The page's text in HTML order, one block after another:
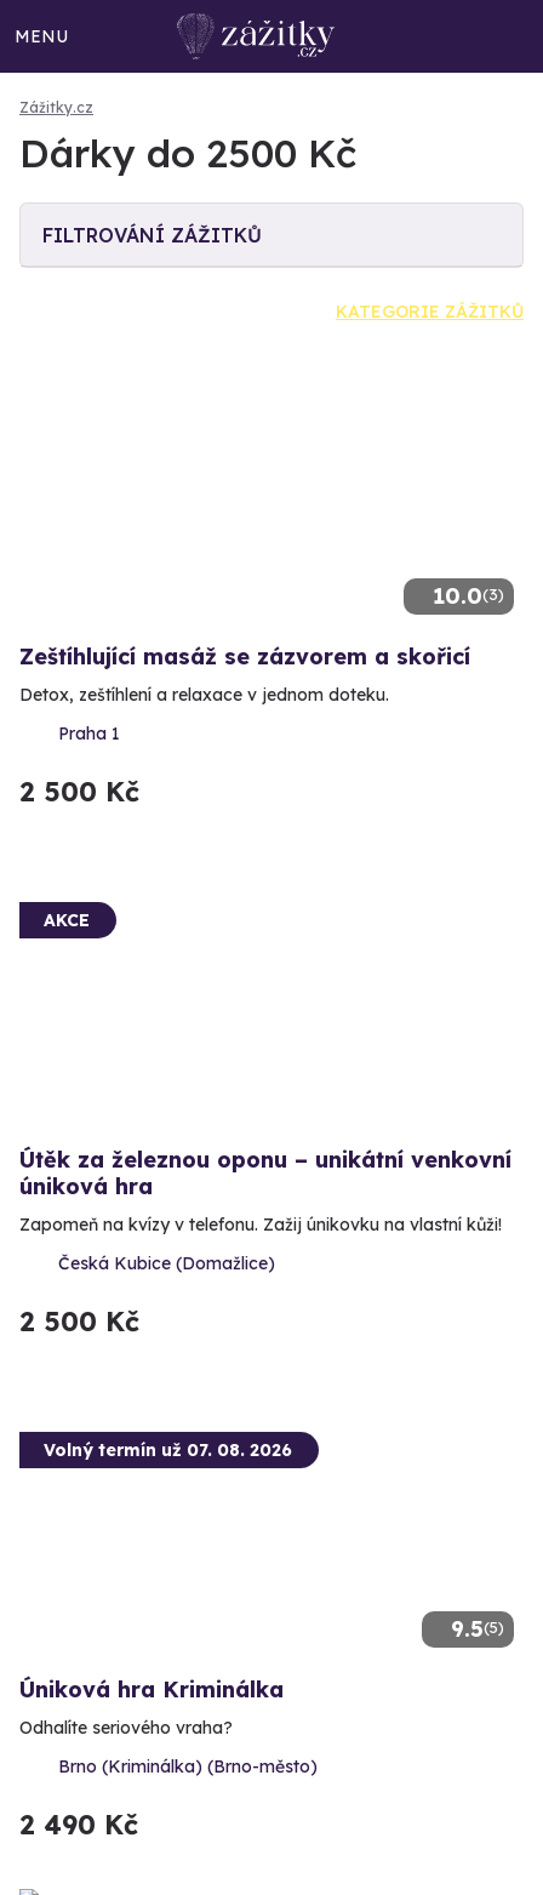
MENU
Zážitky.cz
Dárky do 2500 Kč
FILTROVÁNÍ ZÁŽITKŮ
KATEGORIE ZÁŽITKŮ
10.0(3)
Zeštíhlující masáž se zázvorem a skořicí
Detox, zeštíhlení a relaxace v jednom doteku.
Praha 1
2 500 Kč
AKCE
Útěk za železnou oponu – unikátní venkovní
úniková hra
Zapomeň na kvízy v telefonu. Zažij únikovku na vlastní kůži!
Česká Kubice (Domažlice)
2 500 Kč
9.5(5)
Volný termín už 07. 08. 2026
Úniková hra Kriminálka
Odhalíte seriového vraha?
Brno (Kriminálka) (Brno-město)
2 490 Kč